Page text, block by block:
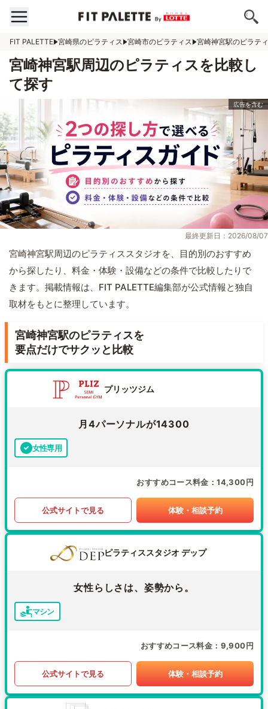
FIT PALETTE 宮崎県のピラティス 宮崎市のピラティス 宮崎神宮駅のピラテ
宮崎神宮駅周辺のピラティスを比較し
て探す
最終更新日：2026/08/07
宮崎神宮駅周辺のピラティススタジオを、目的別のおすすめ
から探したり、料金・体験・設備などの条件で比較したりで
きます。掲載情報は、FIT PALETTE編集部が公式情報と独自
取材をもとに整理しています。
宮崎神宮駅のピラティスを
要点だけでサクッと比較
プリッツジム
月4パーソナルが14300
女性専用
おすすめコース料金 14,300円
公式サイトで見る 体験・相談予約
ピラティススタジオ デップ
女性らしさは、姿勢から。
マシン
おすすめコース料金 9,900円
公式サイトで見る 体験・相談予約